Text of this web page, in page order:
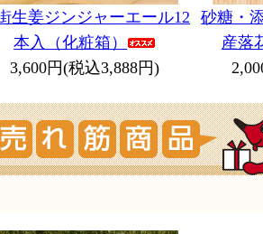
生姜ジンジャーエール12
本入（化粧箱）
3,600円(税込3,888円)
砂糖・
産落